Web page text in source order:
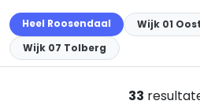
Heel Roosendaal Wijk 01 Oost
Wijk 07 Tolberg
33